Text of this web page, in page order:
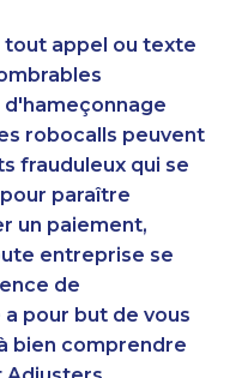
tout appel ou texte
robocalls peuvent
frauduleux qui se
paraître
un paiement,
entreprise se
de
pour but de vous
bien comprendre